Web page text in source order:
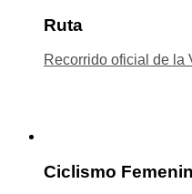
Ruta
Recorrido oficial de la
Ciclismo